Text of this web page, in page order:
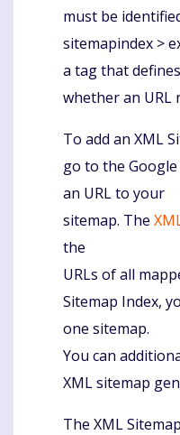
must be
sitemapindex >
a tag that defines
whether an URL
To add an XML
go to the Google
an URL to your
sitemap. The
the
URLs of all
Sitemap Index,
one sitemap.
You can
XML sitemap
The XML